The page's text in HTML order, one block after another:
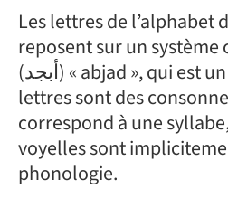
Les lettres de l’alphabet
reposent sur un
(أبجد) « abjad », qui est un système dont les
lettres sont des
correspond à une
voyelles sont
phonologie.